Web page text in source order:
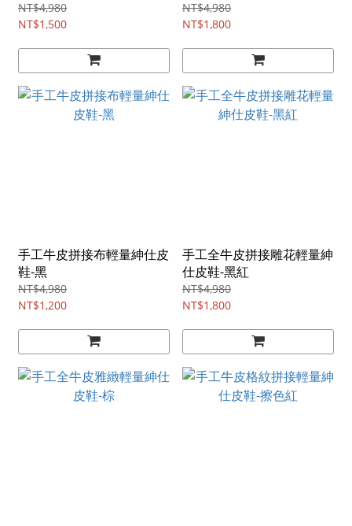
NT$4,980
NT$1,500
NT$4,980
NT$1,800
手工牛皮拼接布輕量紳仕皮
鞋-黑
NT$4,980
NT$1,200
手工全牛皮拼接雕花輕量紳
仕皮鞋-黑紅
NT$4,980
NT$1,800